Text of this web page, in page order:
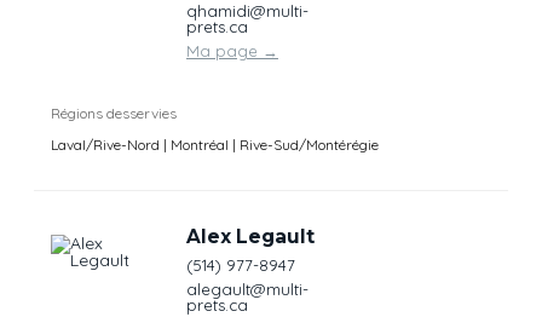
qhamidi@multi-
prets.ca
Ma page →
Régions desservies
Laval/Rive-Nord | Montréal | Rive-Sud/Montérégie
Alex Legault
(514) 977-8947
alegault@multi-
prets.ca